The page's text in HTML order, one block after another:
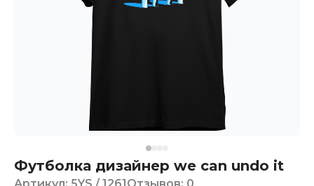
Футболка дизайнер we can undo it